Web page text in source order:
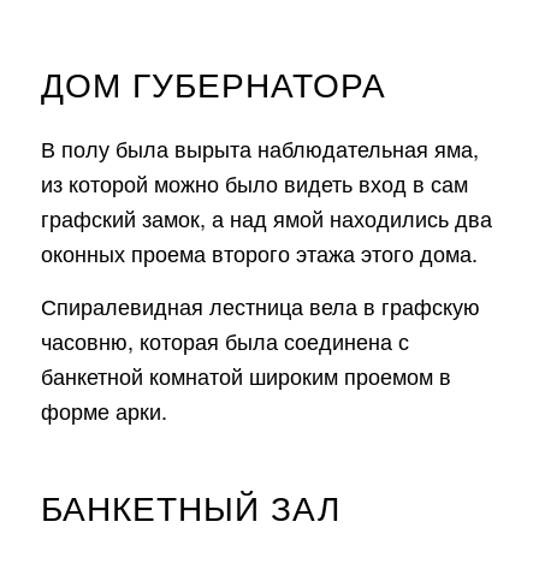
ДОМ ГУБЕРНАТОРА
В полу была вырыта наблюдательная яма,
из которой можно было видеть вход в сам
графский замок, а над ямой находились два
оконных проема второго этажа этого дома.
Спиралевидная лестница вела в графскую
часовню, которая была соединена с
банкетной комнатой широким проемом в
форме арки.
БАНКЕТНЫЙ ЗАЛ